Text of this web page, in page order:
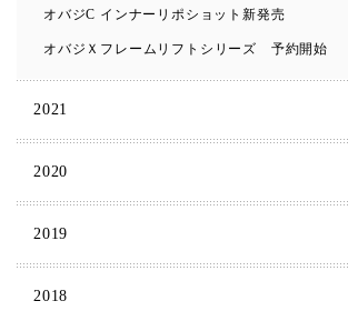
オバジC インナーリポショット新発売
オバジＸフレームリフトシリーズ 予約開始
2021
2020
2019
2018